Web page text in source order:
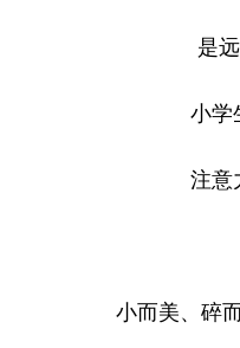
是
小学
注意
小而美、碎